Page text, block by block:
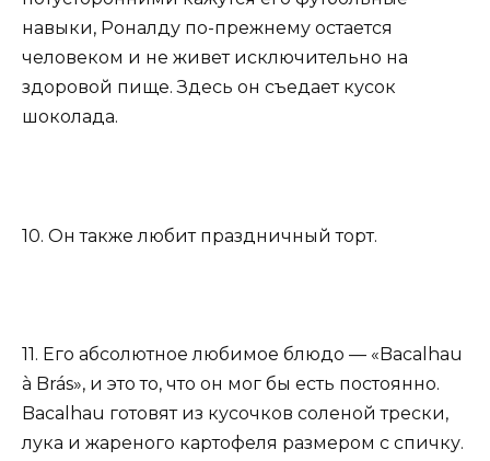
навыки, Роналду по-прежнему остается
человеком и не живет исключительно на
здоровой пище. Здесь он съедает кусок
шоколада.
10. Он также любит праздничный торт.
11. Его абсолютное любимое блюдо — «Bacalhau
à Brás», и это то, что он мог бы есть постоянно.
Bacalhau готовят из кусочков соленой трески,
лука и жареного картофеля размером с спичку.